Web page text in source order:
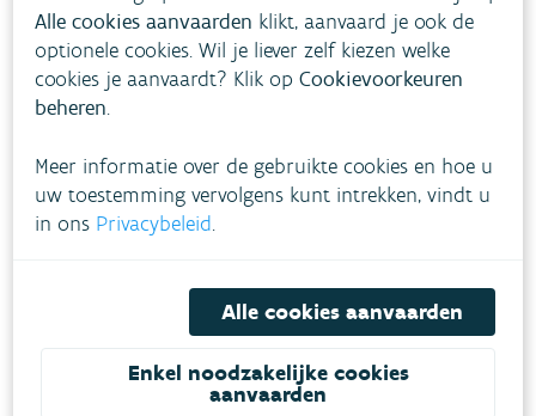
Vlaamse
Postadres: Koning Albert II-
laan 15 bus 470, 1210 Brussel
Alle cookies aanvaarden klikt, aanvaard je ook de
optionele cookies. Wil je liever zelf kiezen welke
cookies je aanvaardt? Klik opCookievoorkeuren
beheren.
Meer informatie over de gebruikte cookies en hoe u
uw toestemming vervolgens kunt intrekken, vindt u
in ons Privacybeleid.
Alle cookies aanvaarden
Enkel noodzakelijke cookies
aanvaarden